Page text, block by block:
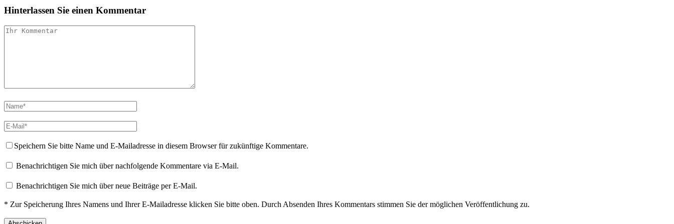
Hinterlassen Sie einen Kommentar
Speichern Sie bitte Name und E-Mailadresse in diesem Browser für zukünftige Kommentare.
Benachrichtigen Sie mich über nachfolgende Kommentare via E-Mail.
Benachrichtigen Sie mich über neue Beiträge per E-Mail.
* Zur Speicherung Ihres Namens und Ihrer E-Mailadresse klicken Sie bitte oben. Durch Absenden Ihres Kommentars stimmen Sie der möglichen Veröffentlichung zu.